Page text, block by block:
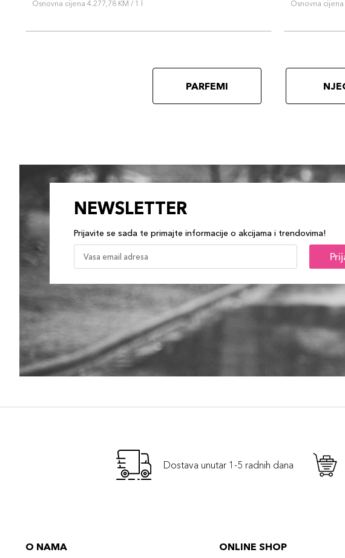
Osnovna cijena 4.277,78 KM / 1 l Osnovna cijena
PARFEMI
NEWSLETTER
Prijavite se sada te primajte informacije o akcijama i trendovima!
Dostava unutar 1-5 radnih dana
O NAMA ONLINE SHOP